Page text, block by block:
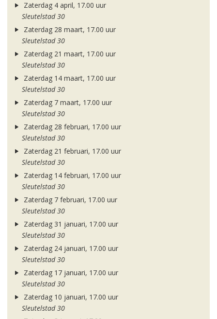
Zaterdag 4 april, 17.00 uur
Sleutelstad 30
Zaterdag 28 maart, 17.00 uur
Sleutelstad 30
Zaterdag 21 maart, 17.00 uur
Sleutelstad 30
Zaterdag 14 maart, 17.00 uur
Sleutelstad 30
Zaterdag 7 maart, 17.00 uur
Sleutelstad 30
Zaterdag 28 februari, 17.00 uur
Sleutelstad 30
Zaterdag 21 februari, 17.00 uur
Sleutelstad 30
Zaterdag 14 februari, 17.00 uur
Sleutelstad 30
Zaterdag 7 februari, 17.00 uur
Sleutelstad 30
Zaterdag 31 januari, 17.00 uur
Sleutelstad 30
Zaterdag 24 januari, 17.00 uur
Sleutelstad 30
Zaterdag 17 januari, 17.00 uur
Sleutelstad 30
Zaterdag 10 januari, 17.00 uur
Sleutelstad 30